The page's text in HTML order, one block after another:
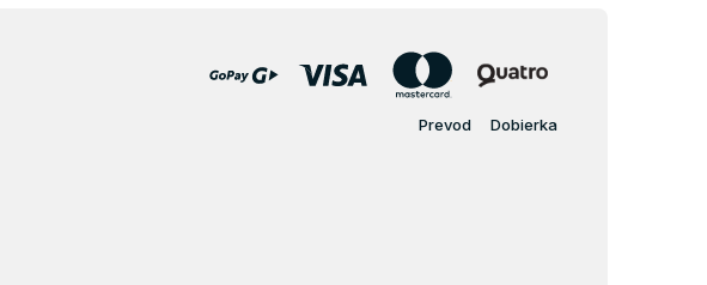
Prevod Dobierka